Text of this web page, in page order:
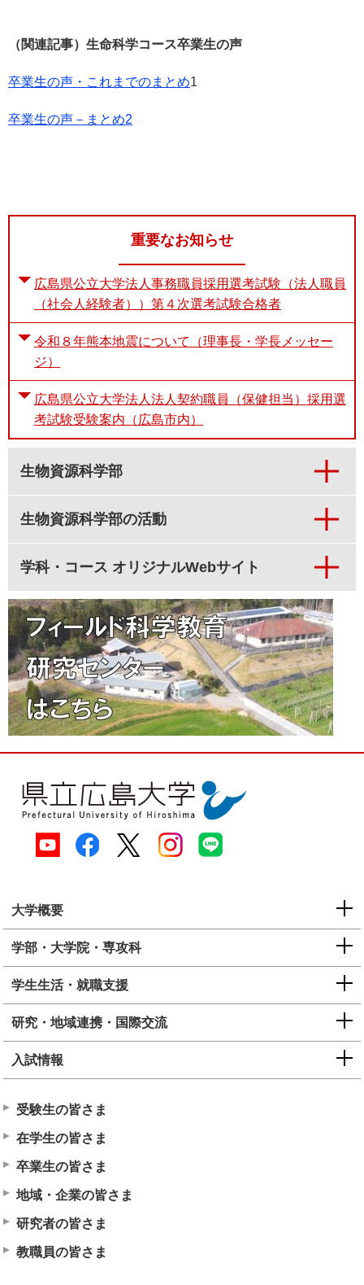
（関連記事）生命科学コース卒業生の声
卒業生の声・これまでのまとめ1
卒業生の声－まとめ2
重要なお知らせ
広島県公立大学法人事務職員採用選考試験（法人職員
（社会人経験者））第４次選考試験合格者
令和８年熊本地震について（理事長・学長メッセー
ジ）
広島県公立大学法人法人契約職員（保健担当）採用選
考試験受験案内（広島市内）
生物資源科学部
生物資源科学部の活動
学科・コース オリジナルWebサイト
大学概要
学部・大学院・専攻科
学生生活・就職支援
研究・地域連携・国際交流
入試情報
受験生の皆さま
在学生の皆さま
卒業生の皆さま
地域・企業の皆さま
研究者の皆さま
教職員の皆さま